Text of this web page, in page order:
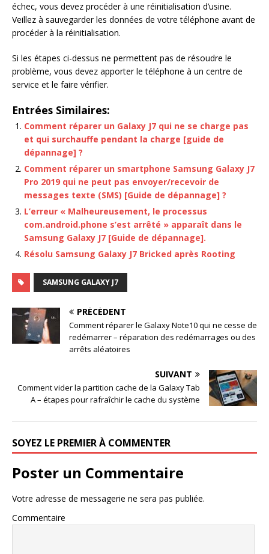
échec, vous devez procéder à une réinitialisation d’usine.
Veillez à sauvegarder les données de votre téléphone avant de
procéder à la réinitialisation.
Si les étapes ci-dessus ne permettent pas de résoudre le
problème, vous devez apporter le téléphone à un centre de
service et le faire vérifier.
Entrées Similaires:
Comment réparer un Galaxy J7 qui ne se charge pas
et qui surchauffe pendant la charge [guide de
dépannage] ?
Comment réparer un smartphone Samsung Galaxy J7
Pro 2019 qui ne peut pas envoyer/recevoir de
messages texte (SMS) [Guide de dépannage] ?
L’erreur « Malheureusement, le processus
com.android.phone s’est arrêté » apparaît dans le
Samsung Galaxy J7 [Guide de dépannage].
Résolu Samsung Galaxy J7 Bricked après Rooting
SAMSUNG GALAXY J7
PRÉCÉDENT
Comment réparer le Galaxy Note10 qui ne cesse de
redémarrer – réparation des redémarrages ou des
arrêts aléatoires
SUIVANT
Comment vider la partition cache de la Galaxy Tab
A – étapes pour rafraîchir le cache du système
SOYEZ LE PREMIER À COMMENTER
Poster un Commentaire
Votre adresse de messagerie ne sera pas publiée.
Commentaire